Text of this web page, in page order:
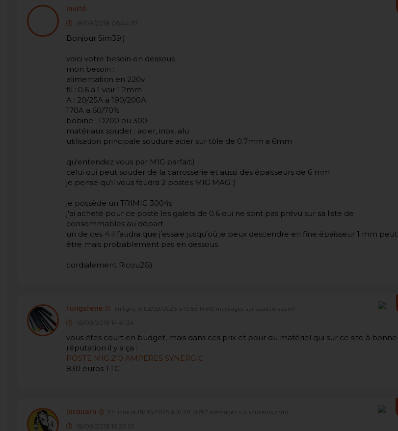
Invité
18/08/2018 06:44:37
Bonjour Sim39:)
voici votre besoin en dessous
mon besoin :
alimentation en 220v
fil : 0.6 a 1 voir 1.2mm
A : 20/25A a 190/200A
170A a 60/70%
bobine : D200 ou 300
matériaux souder : acier, inox, alu
utilisation principale soudure acier sur tôle de 0.7mm a 6mm
qu'entendez vous par MIG parfait:)
celui qui peut souder de la carrosserie et aussi des épaisseurs de 6 mm
je pense qu'il vous faudra 2 postes MIG MAG :)
je possède un TRIMIG 3004s
j'ai acheté pour ce poste les galets de 0.6 qui ne sont pas prévu sur sa liste de
consommables au départ
un de ces 4 il faudra que j’essaie jusqu’où je peux descendre en fine épaisseur 1 mm peut
être mais probablement pas en dessous
cordialement Ricou26:)
tungstene En ligne le 02/02/2026 à 10:53 (4612 messages sur soudeurs.com)
18/08/2018 14:41:34
vous êtes court en budget, mais dans ces prix et pour du matériel qui sur ce site à bonne
réputation il y a ça :
POSTE MIG 210 AMPERES SYNERGIC
830 euros TTC
locouarn En ligne le 19/06/2025 à 10:28 (4797 messages sur soudeurs.com)
18/08/2018 16:26:01